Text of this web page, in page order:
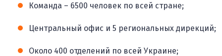
Команда – 6500 человек по всей стране;
Центральный офис и 5 региональных дирекций;
Около 400 отделений по всей Украине;